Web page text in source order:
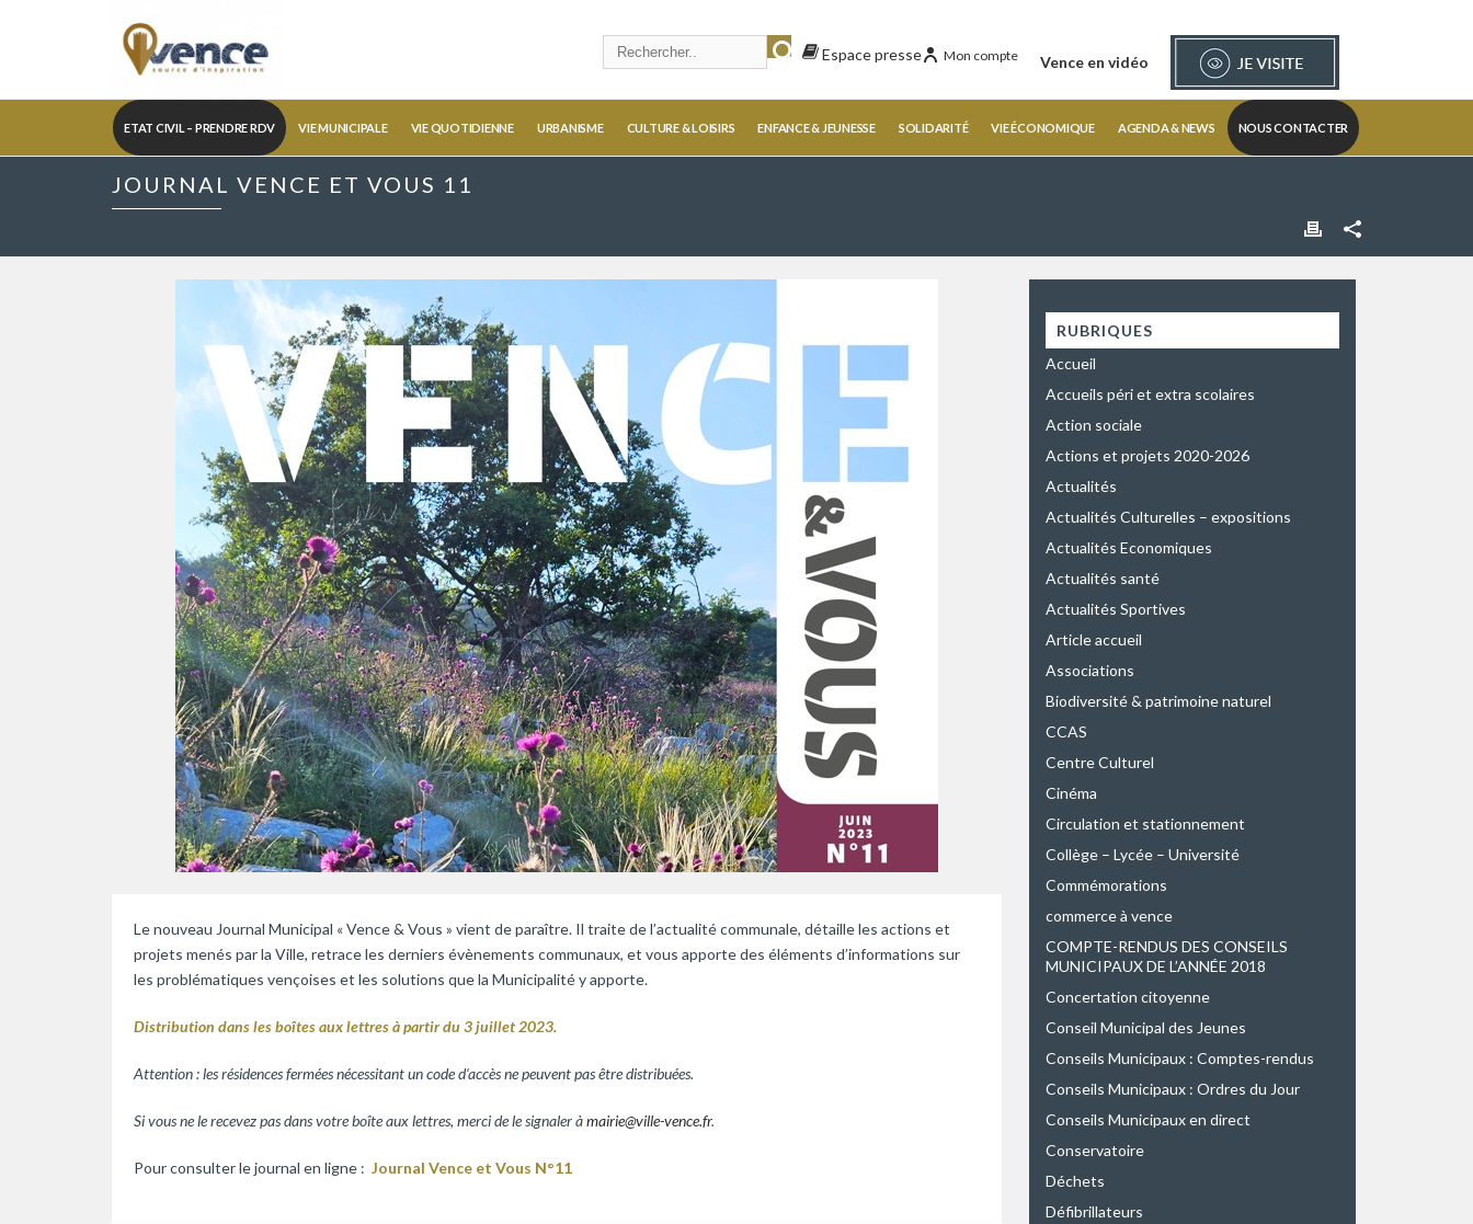
Vence en vidéo
Mon compte
Espace presse
ETAT CIVIL – PRENDRE RDV VIE MUNICIPALE VIE QUOTIDIENNE URBANISME CULTURE & LOISIRS ENFANCE & JEUNESSE SOLIDARITÉ VIE ÉCONOMIQUE AGENDA & NEWS NOUS CONTACTER
JOURNAL VENCE ET VOUS 11
Le nouveau Journal Municipal « Vence & Vous » vient de paraître. Il traite de l’actualité communale, détaille les actions et
projets menés par la Ville, retrace les derniers évènements communaux, et vous apporte des éléments d’informations sur
les problématiques vençoises et les solutions que la Municipalité y apporte.
Distribution dans les boîtes aux lettres à partir du 3 juillet 2023.
Attention : les résidences fermées nécessitant un code d‘accès ne peuvent pas être distribuées.
Si vous ne le recevez pas dans votre boîte aux lettres, merci de le signaler àmairie@ville-vence.fr.
Pour consulter le journal en ligne : Journal Vence et Vous N°11
RUBRIQUES
Accueil
Accueils péri et extra scolaires
Action sociale
Actions et projets 2020-2026
Actualités
Actualités Culturelles – expositions
Actualités Economiques
Actualités santé
Actualités Sportives
Article accueil
Associations
Biodiversité & patrimoine naturel
CCAS
Centre Culturel
Cinéma
Circulation et stationnement
Collège – Lycée – Université
Commémorations
commerce à vence
COMPTE-RENDUS DES CONSEILS
MUNICIPAUX DE L’ANNÉE 2018
Concertation citoyenne
Conseil Municipal des Jeunes
Conseils Municipaux : Comptes-rendus
Conseils Municipaux : Ordres du Jour
Conseils Municipaux en direct
Conservatoire
Déchets
Défibrillateurs